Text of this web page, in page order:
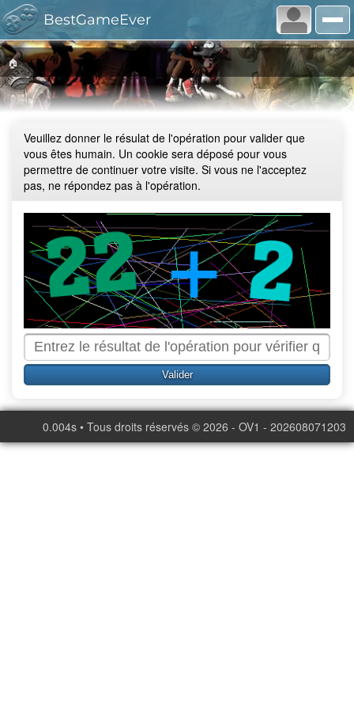
BestGameEver
🏠
Veuillez donner le résulat de l'opération pour valider que
vous êtes humain. Un cookie sera déposé pour vous
permettre de continuer votre visite. Si vous ne l'acceptez
pas, ne répondez pas à l'opération.
0.004s • Tous droits réservés © 2026 - OV1 - 202608071203